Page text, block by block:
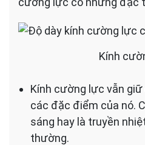
Kính
Kính cường lực vẫn
các đặc điểm của nó.
sáng hay là truyền
thường.